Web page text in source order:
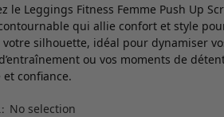
le Leggings Fitness Femme Push Up
qui allie confort et style
silhouette, idéal pour dynamiser
ou vos moments de
et confiance.
: No selection